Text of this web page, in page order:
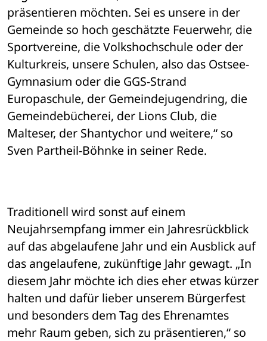
präsentieren möchten. Sei es unsere in der
Gemeinde so hoch geschätzte Feuerwehr, die
Sportvereine, die Volkshochschule oder der
Kulturkreis, unsere Schulen, also das Ostsee-
Gymnasium oder die GGS-Strand
Europaschule, der Gemeindejugendring, die
Gemeindebücherei, der Lions Club, die
Malteser, der Shantychor und weitere,“ so
Sven Partheil-Böhnke in seiner Rede.
Traditionell wird sonst auf einem
Neujahrsempfang immer ein Jahresrückblick
auf das abgelaufene Jahr und ein Ausblick auf
das angelaufene, zukünftige Jahr gewagt. „In
diesem Jahr möchte ich dies eher etwas kürzer
halten und dafür lieber unserem Bürgerfest
und besonders dem Tag des Ehrenamtes
mehr Raum geben, sich zu präsentieren,“ so